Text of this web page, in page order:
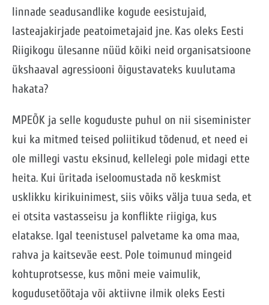
linnade seadusandlike kogude eesistujaid,
lasteajakirjade peatoimetajaid jne. Kas oleks Eesti
Riigikogu ülesanne nüüd kõiki neid organisatsioone
ükshaaval agressiooni õigustavateks kuulutama
hakata?
MPEÕK ja selle koguduste puhul on nii siseminister
kui ka mitmed teised poliitikud tõdenud, et need ei
ole millegi vastu eksinud, kellelegi pole midagi ette
heita. Kui üritada iseloomustada nö keskmist
usklikku kirikuinimest, siis võiks välja tuua seda, et
ei otsita vastasseisu ja konflikte riigiga, kus
elatakse. Igal teenistusel palvetame ka oma maa,
rahva ja kaitseväe eest. Pole toimunud mingeid
kohtuprotsesse, kus mõni meie vaimulik,
kogudusetöötaja või aktiivne ilmik oleks Eesti